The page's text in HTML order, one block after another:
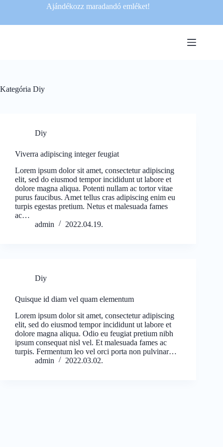
Ajándékozz maradandó emléket!
Kategória Diy
Diy
Viverra adipiscing integer feugiat
Lorem ipsum dolor sit amet, consectetur adipiscing
elit, sed do eiusmod tempor incididunt ut labore et
dolore magna aliqua. Potenti nullam ac tortor vitae
purus faucibus. Amet tellus cras adipiscing enim eu
turpis egestas pretium. Netus et malesuada fames
ac…
admin
2022.04.19.
Diy
Quisque id diam vel quam elementum
Lorem ipsum dolor sit amet, consectetur adipiscing
elit, sed do eiusmod tempor incididunt ut labore et
dolore magna aliqua. Odio eu feugiat pretium nibh
ipsum consequat nisl vel. Et malesuada fames ac
turpis. Fermentum leo vel orci porta non pulvinar…
admin
2022.03.02.